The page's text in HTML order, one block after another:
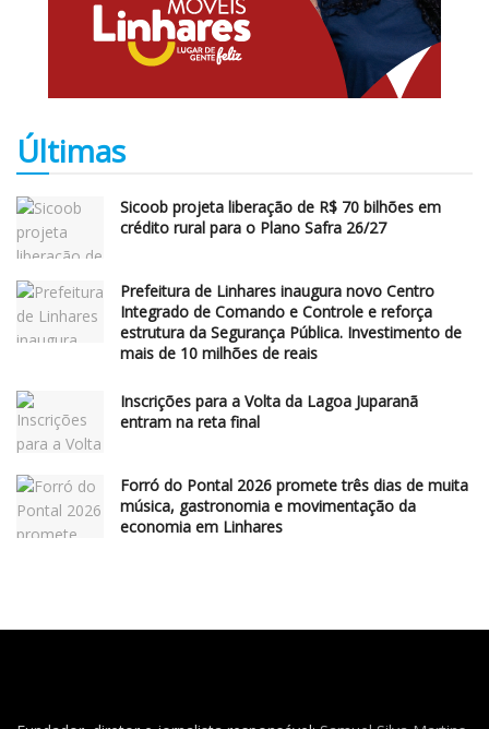
Últimas
Sicoob projeta liberação de R$ 70 bilhões em
crédito rural para o Plano Safra 26/27
Prefeitura de Linhares inaugura novo Centro
Integrado de Comando e Controle e reforça
estrutura da Segurança Pública. Investimento de
mais de 10 milhões de reais
Inscrições para a Volta da Lagoa Juparanã
entram na reta final
Forró do Pontal 2026 promete três dias de muita
música, gastronomia e movimentação da
economia em Linhares